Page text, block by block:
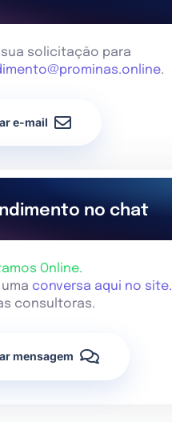
sua solicitação para
.
e-mail
no chat
Online.
uma conversa aqui no site.
consultoras.
mensagem